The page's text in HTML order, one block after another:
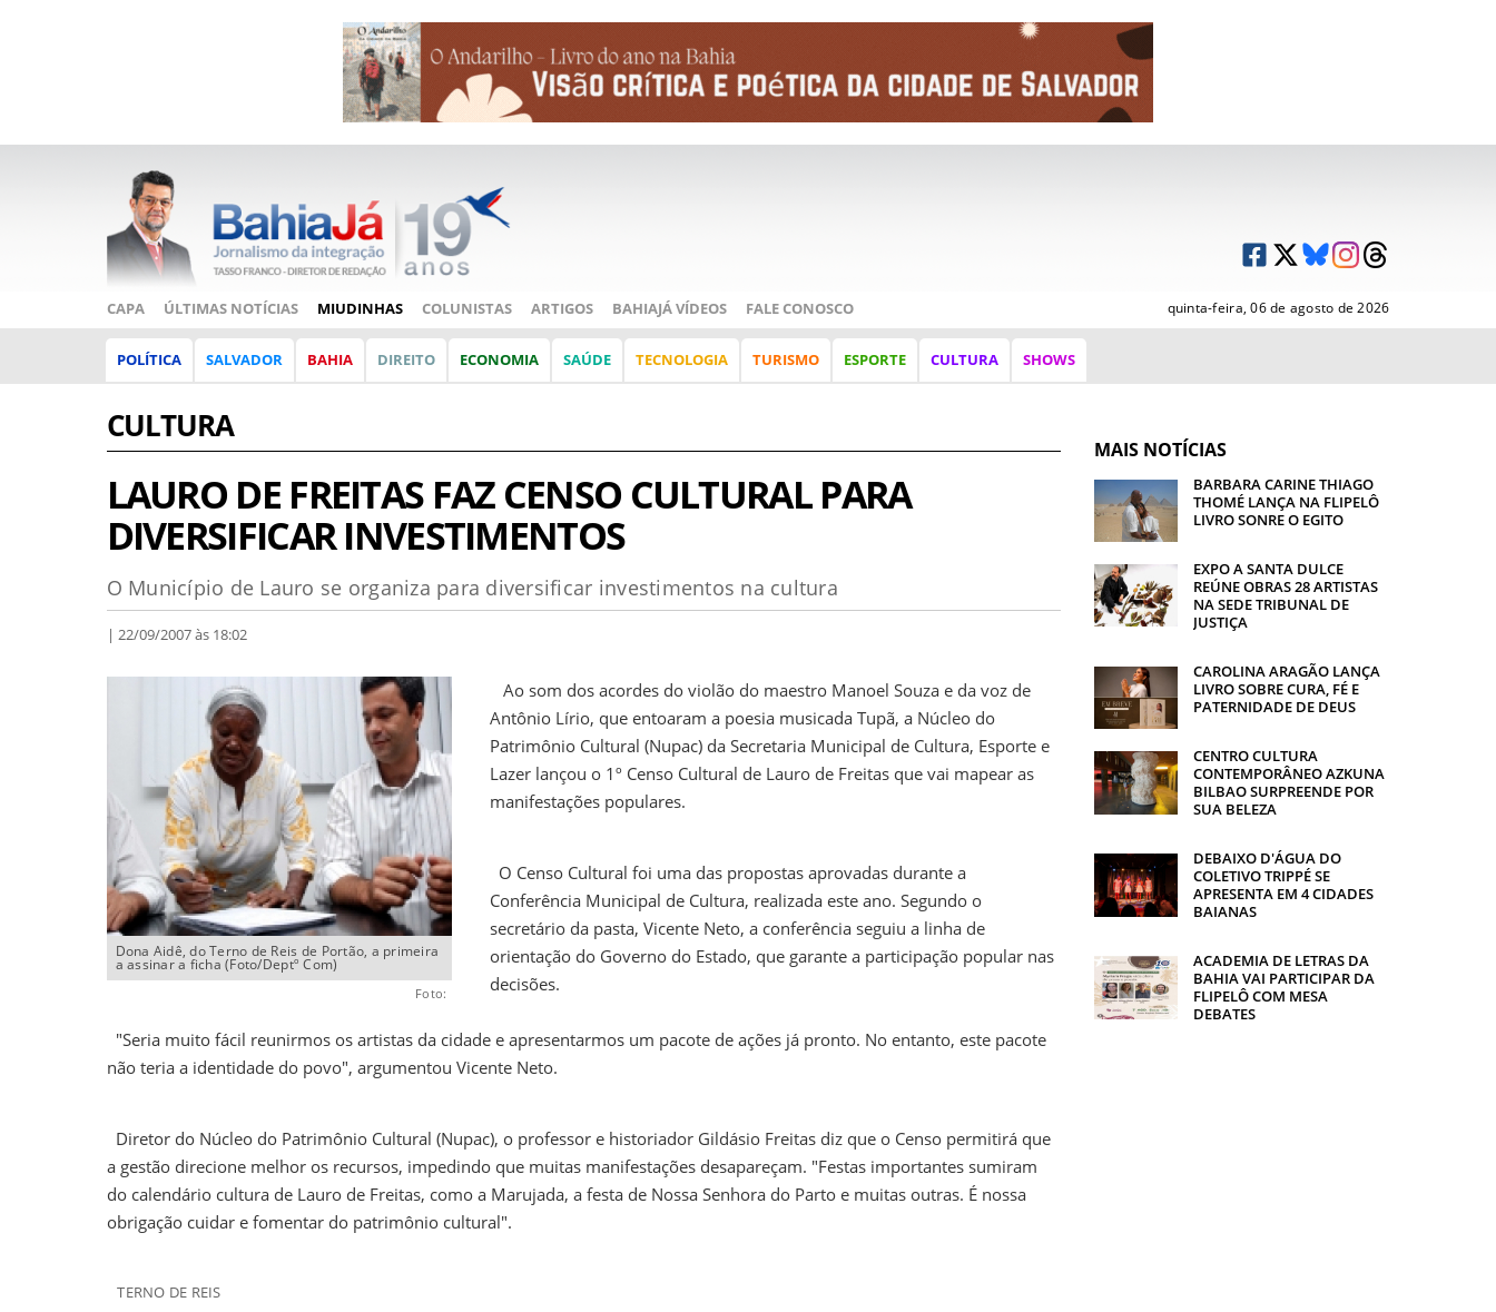
CAPA ÚLTIMAS NOTÍCIAS MIUDINHAS COLUNISTAS ARTIGOS BAHIAJÁ VÍDEOS FALE CONOSCO quinta-feira, 06 de agosto de 2026
POLÍTICA SALVADOR BAHIA DIREITO ECONOMIA SAÚDE TECNOLOGIA TURISMO ESPORTE CULTURA SHOWS
CULTURA
LAURO DE FREITAS FAZ CENSO CULTURAL PARA
DIVERSIFICAR INVESTIMENTOS
O Município de Lauro se organiza para diversificar investimentos na cultura
| 22/09/2007 às 18:02
Dona Aidê, do Terno de Reis de Portão, a primeira
a assinar a ficha (Foto/Deptº Com)
Foto:
Ao som dos acordes do violão do maestro Manoel Souza e da voz de
Antônio Lírio, que entoaram a poesia musicada Tupã, a Núcleo do
Patrimônio Cultural (Nupac) da Secretaria Municipal de Cultura, Esporte e
Lazer lançou o 1º Censo Cultural de Lauro de Freitas que vai mapear as
manifestações populares.
O Censo Cultural foi uma das propostas aprovadas durante a
Conferência Municipal de Cultura, realizada este ano. Segundo o
secretário da pasta, Vicente Neto, a conferência seguiu a linha de
orientação do Governo do Estado, que garante a participação popular nas
decisões.
"Seria muito fácil reunirmos os artistas da cidade e apresentarmos um pacote de ações já pronto. No entanto, este pacote
não teria a identidade do povo", argumentou Vicente Neto.
Diretor do Núcleo do Patrimônio Cultural (Nupac), o professor e historiador Gildásio Freitas diz que o Censo permitirá que
a gestão direcione melhor os recursos, impedindo que muitas manifestações desapareçam. "Festas importantes sumiram
do calendário cultura de Lauro de Freitas, como a Marujada, a festa de Nossa Senhora do Parto e muitas outras. É nossa
obrigação cuidar e fomentar do patrimônio cultural".
TERNO DE REIS
MAIS NOTÍCIAS
BARBARA CARINE THIAGO
THOMÉ LANÇA NA FLIPELÔ
LIVRO SONRE O EGITO
EXPO A SANTA DULCE
REÚNE OBRAS 28 ARTISTAS
NA SEDE TRIBUNAL DE
JUSTIÇA
CAROLINA ARAGÃO LANÇA
LIVRO SOBRE CURA, FÉ E
PATERNIDADE DE DEUS
CENTRO CULTURA
CONTEMPORÂNEO AZKUNA
BILBAO SURPREENDE POR
SUA BELEZA
DEBAIXO D'ÁGUA DO
COLETIVO TRIPPÉ SE
APRESENTA EM 4 CIDADES
BAIANAS
ACADEMIA DE LETRAS DA
BAHIA VAI PARTICIPAR DA
FLIPELÔ COM MESA
DEBATES